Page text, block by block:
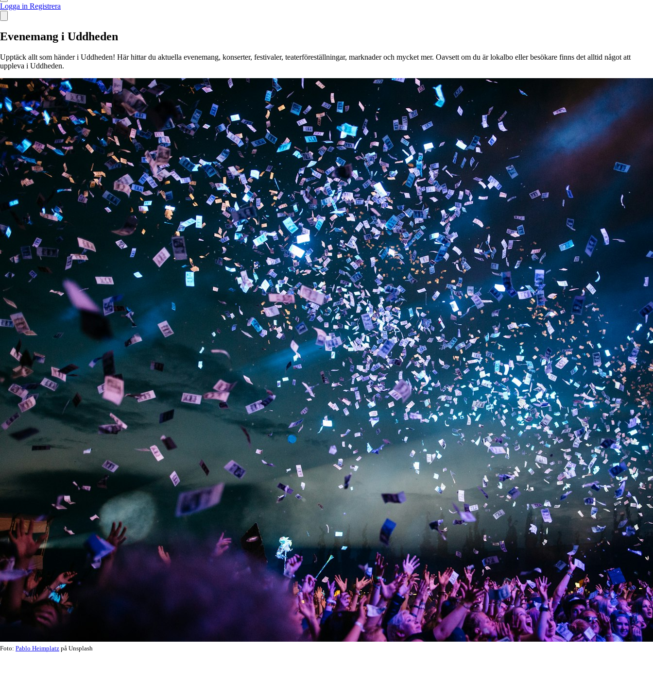
Logga in Registrera
Evenemang i Uddheden
Upptäck allt som händer i Uddheden! Här hittar du aktuella evenemang, konserter, festivaler, teaterföreställningar, marknader och mycket mer. Oavsett om du är lokalbo eller besökare finns det alltid något att
uppleva i Uddheden.
Foto: Pablo Heimplatz på Unsplash